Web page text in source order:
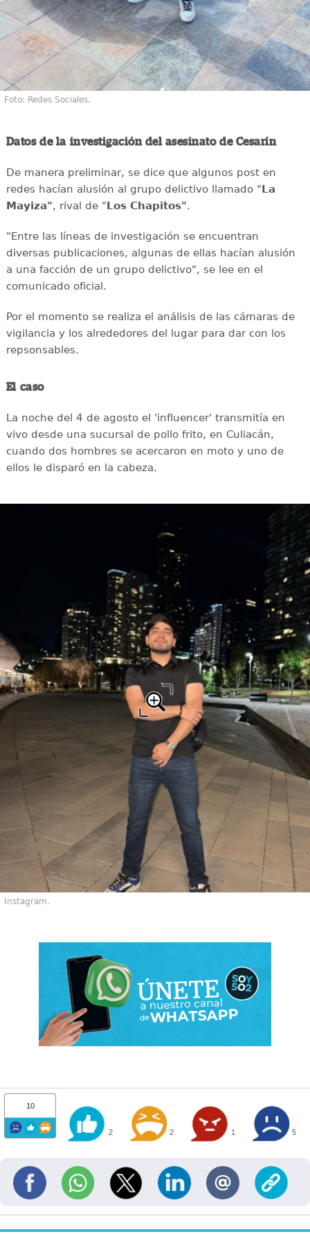
Foto: Redes Sociales.
Datos de la investigación del asesinato de Cesarín
De manera preliminar, se dice que algunos post en
redes hacían alusión al grupo delictivo llamado "La
Mayiza", rival de "Los Chapitos".
"Entre las líneas de investigación se encuentran
diversas publicaciones, algunas de ellas hacían alusión
a una facción de un grupo delictivo", se lee en el
comunicado oficial.
Por el momento se realiza el análisis de las cámaras de
vigilancia y los alrededores del lugar para dar con los
repsonsables.
El caso
La noche del 4 de agosto el 'influencer' transmitía en
vivo desde una sucursal de pollo frito, en Culiacán,
cuando dos hombres se acercaron en moto y uno de
ellos le disparó en la cabeza.
Instagram.
10
2 2 1 5